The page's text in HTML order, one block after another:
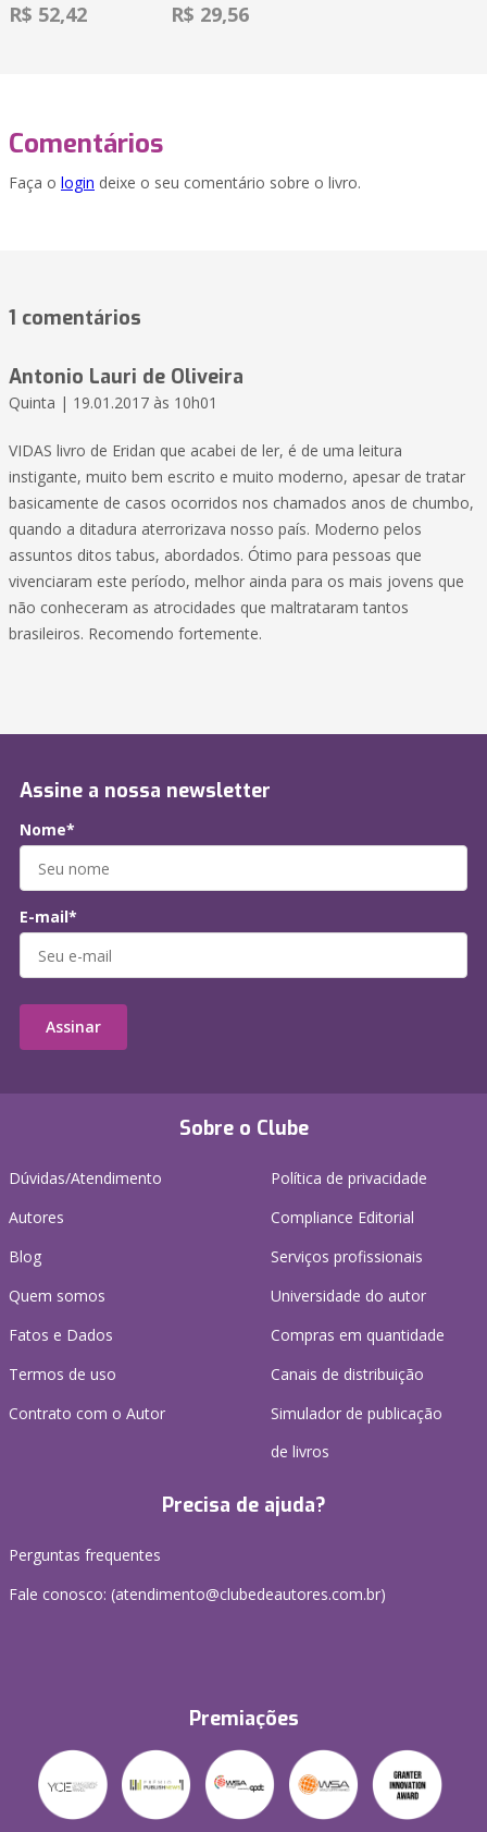
R$ 52,42 R$ 29,56
Comentários
Faça o login deixe o seu comentário sobre o livro.
1 comentários
Antonio Lauri de Oliveira
Quinta | 19.01.2017 às 10h01
VIDAS livro de Eridan que acabei de ler, é de uma leitura
instigante, muito bem escrito e muito moderno, apesar de tratar
basicamente de casos ocorridos nos chamados anos de chumbo,
quando a ditadura aterrorizava nosso país. Moderno pelos
assuntos ditos tabus, abordados. Ótimo para pessoas que
vivenciaram este período, melhor ainda para os mais jovens que
não conheceram as atrocidades que maltrataram tantos
brasileiros. Recomendo fortemente.
Sobre o Clube
Dúvidas/Atendimento
Autores
Blog
Quem somos
Fatos e Dados
Termos de uso
Contrato com o Autor
Política de privacidade
Compliance Editorial
Serviços profissionais
Universidade do autor
Compras em quantidade
Canais de distribuição
Simulador de publicação
de livros
Precisa de ajuda?
Perguntas frequentes
Fale conosco: (atendimento@clubedeautores.com.br)
Premiações
Assine a nossa newsletter
Nome*
E-mail*
Assinar